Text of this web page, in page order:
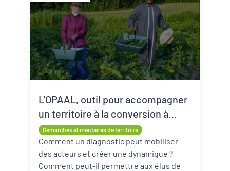
Démarches alimentaires de territoire
L'OPAAL, outil pour accompagner
un territoire à la conversion à
l'agriculture bio, par Bio Nouvelle-
Aquitaine
Comment un diagnostic peut mobiliser
des acteurs et créer une dynamique ?
Comment peut-il permettre aux élus de